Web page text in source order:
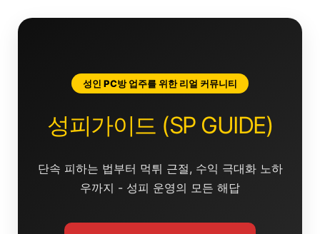
성인 PC방 업주를 위한 리얼 커뮤니티
성피가이드 (SP GUIDE)
단속 피하는 법부터 먹튀 근절, 수익 극대화 노하
우까지 - 성피 운영의 모든 해답